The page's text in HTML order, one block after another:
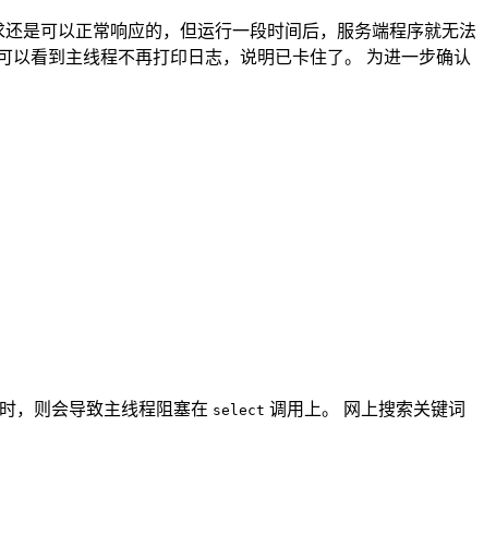
是可以正常响应的，但运行一段时间后，服务端程序就无法
以看到主线程不再打印日志，说明已卡住了。 为进一步确认
，则会导致主线程阻塞在 select 调用上。 网上搜索关键词